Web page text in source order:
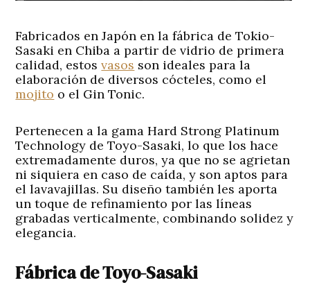
Fabricados en Japón en la fábrica de Tokio-
Sasaki en Chiba a partir de vidrio de primera
calidad, estosvasos son ideales para la
elaboración de diversos cócteles, como el
mojito o el Gin Tonic.
Pertenecen a la gama Hard Strong Platinum
Technology de Toyo-Sasaki, lo que los hace
extremadamente duros, ya que no se agrietan
ni siquiera en caso de caída, y son aptos para
el lavavajillas. Su diseño también les aporta
un toque de refinamiento por las líneas
grabadas verticalmente, combinando solidez y
elegancia.
Fábrica de Toyo-Sasaki